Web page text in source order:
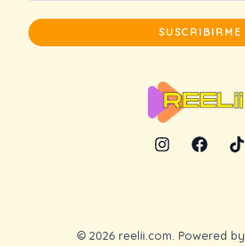
SUSCRIBIRME
© 2026 reelii.com. Powered by